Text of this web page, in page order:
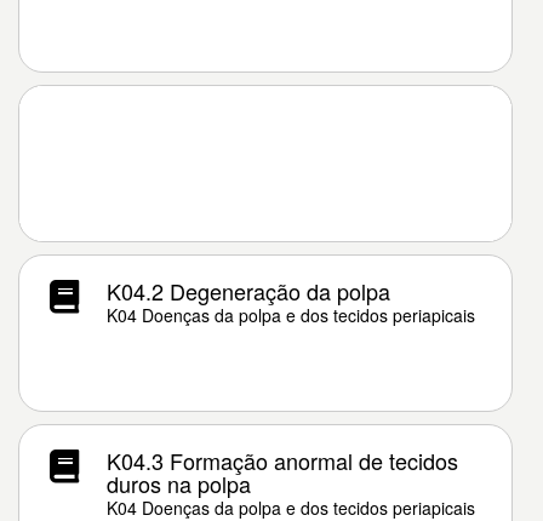
K04.2 Degeneração da polpa
K04 Doenças da polpa e dos tecidos periapicais
K04.3 Formação anormal de tecidos
duros na polpa
K04 Doenças da polpa e dos tecidos periapicais